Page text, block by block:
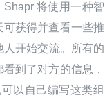
Shapr 将使用一种智
获得并查看一些推
人开始交流。所有的
到了对方的信息，
以自己编写这类组